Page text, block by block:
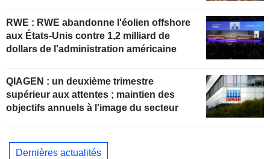
RWE : RWE abandonne l'éolien offshore
aux États-Unis contre 1,2 milliard de
dollars de l'administration américaine
QIAGEN : un deuxième trimestre
supérieur aux attentes ; maintien des
objectifs annuels à l'image du secteur
Dernières actualités